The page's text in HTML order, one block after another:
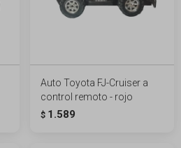
Auto Toyota FJ-Cruiser a
control remoto - rojo
$ 1.589